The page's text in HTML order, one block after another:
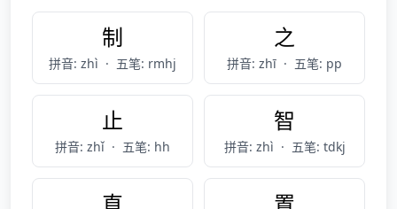
制
拼音: zhì · 五笔: rmhj
之
拼音: zhī · 五笔: pp
止
拼音: zhǐ · 五笔: hh
智
拼音: zhì · 五笔: tdkj